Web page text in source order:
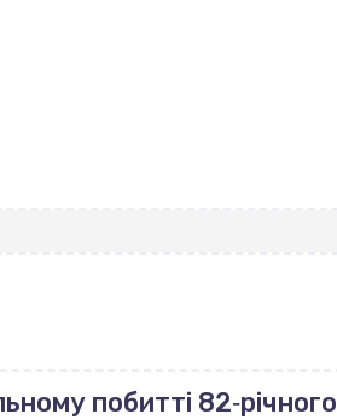
побитті 82‐річного